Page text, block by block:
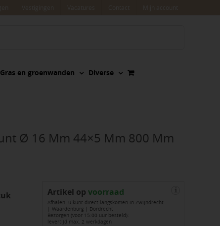
Gras en groenwanden Diverse
Ø 16 Mm 44×5 Mm 800 Mm
Artikel op voorraad
Afhalen: u kunt direct langskomen in Zwijndrecht
| Waardenburg | Dordrecht
Bezorgen (voor 15:00 uur besteld):
levertijd max. 2 werkdagen
i